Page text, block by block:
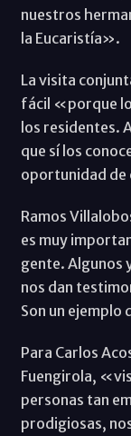
nuestros
la Eucaristía».
La visita
fácil «porque
los residentes.
que sí los
oportunidad
Ramos
es muy
gente. Algunos
nos dan
Son un
Para Carlos
Fuengirola,
personas tan
prodigiosas,